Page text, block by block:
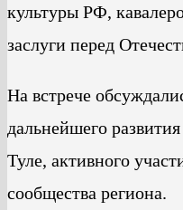
культуры РФ,
заслуги перед
На встрече
дальнейшего
Туле, активного
сообщества региона.